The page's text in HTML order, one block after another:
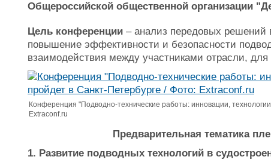
Общероссийской общественной организации
Цель конференции – анализ передовых решений
повышение эффективности и безопасности
взаимодействия между участниками отрасли,
Конференция "Подводно-технические работы: инновации,
Extraconf.ru
Предварительная тематика
1. Развитие подводных технологий в